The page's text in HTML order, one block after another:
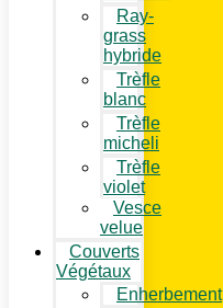
Ray-
grass
hybride
Trèfle
blanc
Trèfle
micheli
Trèfle
violet
Vesce
velue
Couverts
Végétaux
Enherbement